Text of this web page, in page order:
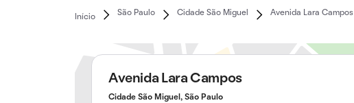
Início
São Paulo Cidade São Miguel Avenida Lara Campos
Avenida Lara Campos
Cidade São Miguel, São Paulo